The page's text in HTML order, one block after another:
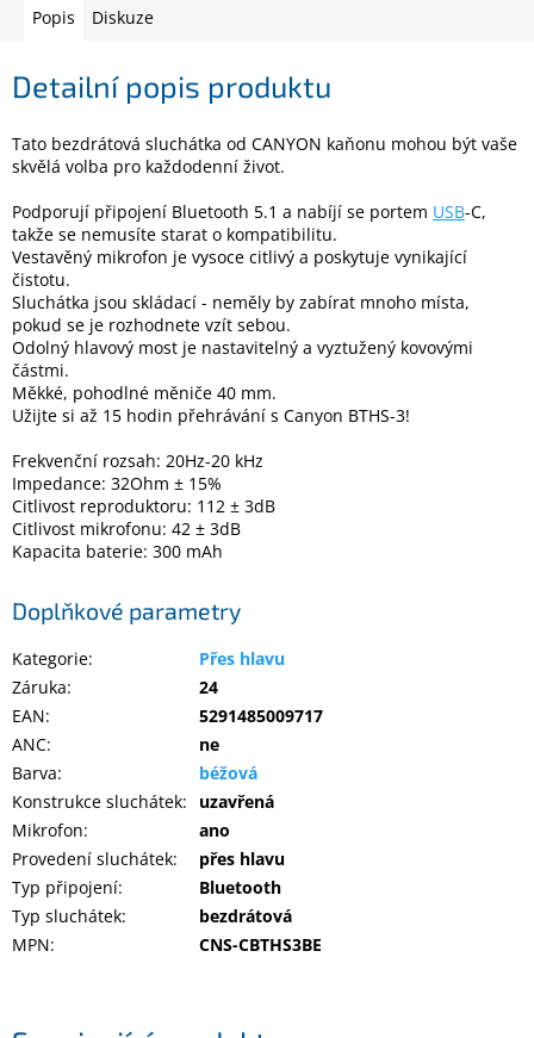
Elektronika
Domácnost
%
Black
VÝPRODEJ
Akční
zboží
TONERY
A
CARTRIDGE
Sestavy
počítačů
Inpraise
Kamerové
MILESIGHT
Doprodej
Přihlášení
Popis Diskuze
Detailní popis produktu
Tato bezdrátová sluchátka od CANYON kaňonu mohou být vaše
skvělá volba pro každodenní život.
Podporují připojení Bluetooth 5.1 a nabíjí se portem USB-C,
takže se nemusíte starat o kompatibilitu.
Vestavěný mikrofon je vysoce citlivý a poskytuje vynikající
čistotu.
Sluchátka jsou skládací - neměly by zabírat mnoho místa,
pokud se je rozhodnete vzít sebou.
Odolný hlavový most je nastavitelný a vyztužený kovovými
částmi.
Měkké, pohodlné měniče 40 mm.
Užijte si až 15 hodin přehrávání s Canyon BTHS-3!
Frekvenční rozsah: 20Hz-20 kHz
Impedance: 32Ohm ± 15%
Citlivost reproduktoru: 112 ± 3dB
Citlivost mikrofonu: 42 ± 3dB
Kapacita baterie: 300 mAh
Doplňkové parametry
Kategorie:
Přes hlavu
Záruka:
24
EAN:
5291485009717
ANC:
ne
Barva:
béžová
Konstrukce sluchátek:
uzavřená
Mikrofon:
ano
Provedení sluchátek:
přes hlavu
Typ připojení:
Bluetooth
Typ sluchátek:
bezdrátová
MPN: CNS-CBTHS3BE